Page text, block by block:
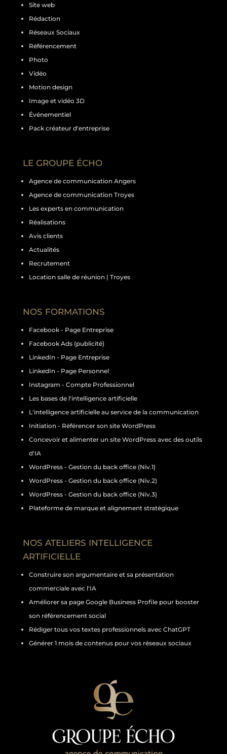
Site web
Rédaction
Réseaux Sociaux
Référencement
Photo
Vidéo
Motion design
Image et vidéo 3D
Événementiel
Pack créateur d'entreprise
LE GROUPE ÉCHO
Agence de communication Angers
Agence de communication Troyes
Les experts en communication
Réalisations
Avis clients
Actualités
Recrutement
Location salle de réunion | Troyes
NOS FORMATIONS
Facebook - Page Entreprise
Facebook Ads (publicité)
LinkedIn - Page Entreprise
LinkedIn - Page Personnel
Instagram - Compte Professionnel
Les bases de l'intelligence artificielle
L'intelligence artificielle au service de la communication
Initiation - Référencer son site WordPress
Concevoir et alimenter un site WordPress avec des outils
d'IA
WordPress - Gestion du back office (Niv.1)
WordPress - Gestion du back office (Niv.2)
WordPress - Gestion du back office (Niv.3)
Plateforme de marque et alignement stratégique
NOS ATELIERS INTELLIGENCE
ARTIFICIELLE
Construire son argumentaire et sa présentation
commerciale avec l'IA
Améliorer sa page Google Business Profile pour booster
son référencement social
Rédiger tous vos textes professionnels avec ChatGPT
Générer 1 mois de contenus pour vos réseaux sociaux